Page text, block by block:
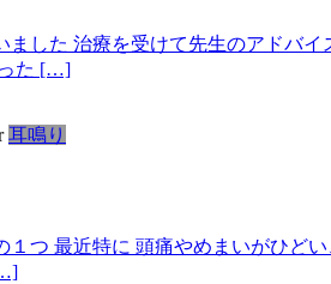
した 治療を受けて先生のアドバ
た […]
耳鳴り
つ 最近特に 頭痛やめまいがひど